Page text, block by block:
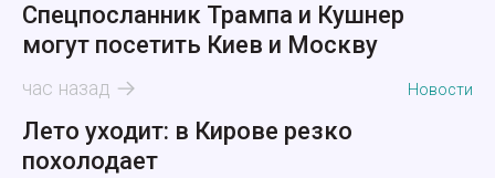
Спецпосланник Трампа и Кушнер
могут посетить Киев и Москву
час назад Новости
Лето уходит: в Кирове резко
похолодает